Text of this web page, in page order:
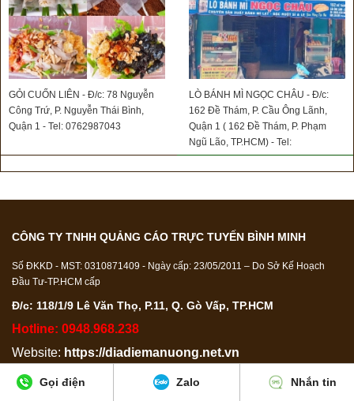
GỎI CUỐN LIÊN - Đ/c: 78 Nguyễn
Công Trứ, P. Nguyễn Thái Bình,
Quận 1 - Tel: 0762987043
LÒ BÁNH MÌ NGỌC CHÂU - Đ/c:
162 Đề Thám, P. Cầu Ông Lãnh,
Quận 1 ( 162 Đề Thám, P. Phạm
Ngũ Lão, TP.HCM) - Tel:
0901358085
Gọi điện Zalo Nhắn tin
CÔNG TY TNHH QUẢNG CÁO TRỰC TUYẾN BÌNH MINH
Số ĐKKD - MST: 0310871409 - Ngày cấp: 23/05/2011 – Do Sở Kế Hoạch
Đầu Tư-TP.HCM cấp
Đ/c: 118/1/9 Lê Văn Thọ, P.11, Q. Gò Vấp, TP.HCM
Hotline: 0948.968.238
Website: https://diadiemanuong.net.vn
Email:
diadiemanuong24h@gmail.com